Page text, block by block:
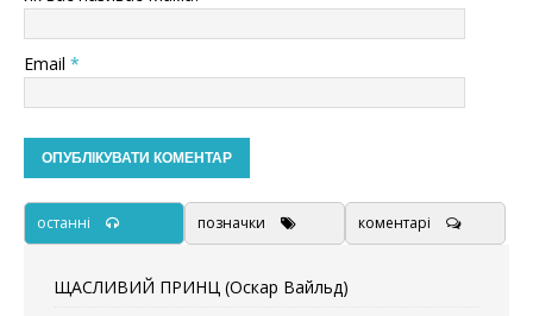
Email *
останні позначки коментарі
ЩАСЛИВИЙ ПРИНЦ (Оскар Вайльд)